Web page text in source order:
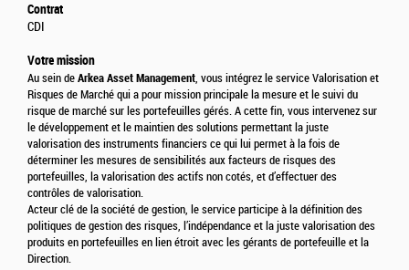
Contrat
CDI
Votre mission
Au sein de Arkea Asset Management, vous intégrez le service Valorisation et
Risques de Marché qui a pour mission principale la mesure et le suivi du
risque de marché sur les portefeuilles gérés. A cette fin, vous intervenez sur
le développement et le maintien des solutions permettant la juste
valorisation des instruments financiers ce qui lui permet à la fois de
déterminer les mesures de sensibilités aux facteurs de risques des
portefeuilles, la valorisation des actifs non cotés, et d’effectuer des
contrôles de valorisation.
Acteur clé de la société de gestion, le service participe à la définition des
politiques de gestion des risques, l’indépendance et la juste valorisation des
produits en portefeuilles en lien étroit avec les gérants de portefeuille et la
Direction.